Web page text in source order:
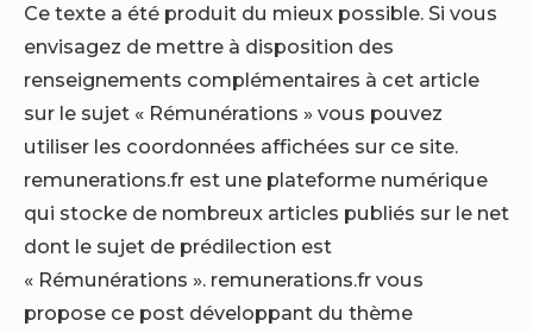
Ce texte a été produit du mieux possible. Si vous
envisagez de mettre à disposition des
renseignements complémentaires à cet article
sur le sujet « Rémunérations » vous pouvez
utiliser les coordonnées affichées sur ce site.
remunerations.fr est une plateforme numérique
qui stocke de nombreux articles publiés sur le net
dont le sujet de prédilection est
« Rémunérations ». remunerations.fr vous
propose ce post développant du thème